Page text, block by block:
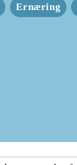
Ernæring